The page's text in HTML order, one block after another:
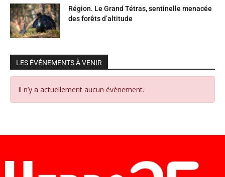
Région. Le Grand Tétras, sentinelle menacée
des forêts d’altitude
LES ÉVÉNEMENTS À VENIR
Il n’y a actuellement aucun évènement.